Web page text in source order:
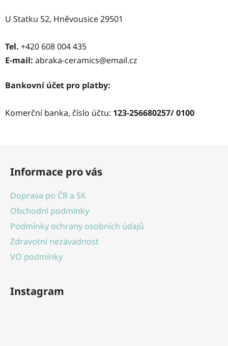
U Statku 52, Hněvousice 29501
Tel. +420 608 004 435
E-mail: abraka-ceramics@email.cz
Bankovní účet pro platby:
Komerční banka, číslo účtu: 123-256680257/ 0100
Informace pro vás
Doprava po ČR a SK
Obchodní podmínky
Podmínky ochrany osobních údajů
Zdravotní nezávadnost
VO podmínky
Instagram